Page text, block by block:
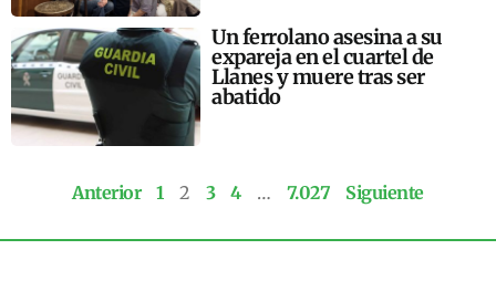
Un ferrolano asesina a su
expareja en el cuartel de
Llanes y muere tras ser
abatido
Anterior 1 2 3 4 … 7.027 Siguiente